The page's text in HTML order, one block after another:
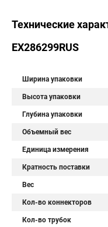
Технические
EX286299RUS
Ширина упаковки
Высота упаковки
Глубина упаковки
Объемный вес
Единица измерения
Кратность поставки
Вес
Кол-во коннекторов
Кол-во трубок